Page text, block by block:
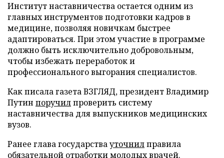
Институт наставничества остается одним из
главных инструментов подготовки кадров в
медицине, позволяя новичкам быстрее
адаптироваться. При этом участие в программе
должно быть исключительно добровольным,
чтобы избежать переработок и
профессионального выгорания специалистов.
Как писала газета ВЗГЛЯД, президент Владимир
Путин поручилпроверить систему
наставничества для выпускников медицинских
вузов.
Ранее глава государствауточнилправила
обязательной отработки молодых врачей.